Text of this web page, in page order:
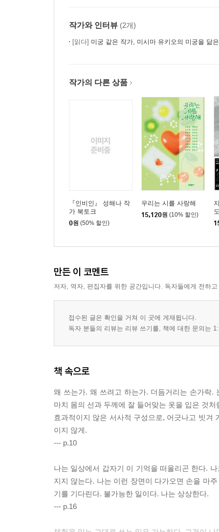
작가와 인터뷰 (2개)
[읽다] 미궁 같은 작가, 미시마 유키오의 미궁을 닮
작가의 다른 상품
『인비인』 성해나 작
가 북토크
0원 (50% 할인)
우리는 시를 사랑해
15,120원 (10% 할인)
만든 이 코멘트
저자, 역자, 편집자를 위한 공간입니다. 독자들에게 전하
접수된 글은 확인을 거쳐 이 곳에 게재됩니다.
독자 분들의 리뷰는 리뷰 쓰기를, 책에 대한 문의는
책 속으로
왜 쓰는가. 왜 쓰려고 하는가. 더듬거리는 손가락.
마치 몸의 선과 두께에 잘 들어맞는 옷을 입은 것
효과적이지 않은 서사적 구성으로, 어긋나고 빗겨
이지 않게.
--- p.10
나는 일상에서 갑자기 이 기억을 떠올리곤 한다.
지지 않는다. 나는 이런 장면이 다가오면 손을 마
기를 기다린다. 불가능한 일이다. 나는 상상한다.
--- p.16